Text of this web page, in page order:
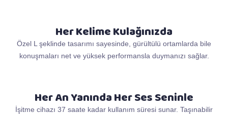
Her Kelime Kulağınızda
Özel L şeklinde tasarımı sayesinde, gürültülü ortamlarda bile
konuşmaları net ve yüksek performansla duymanızı sağlar.
Her An Yanında Her Ses Seninle
İşitme cihazı 37 saate kadar kullanım süresi sunar. Taşınabilir